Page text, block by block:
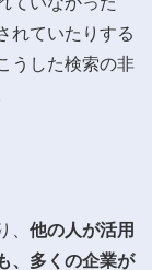
れていたりする
うした検索の非
、 他の人が活用
、多くの企業が